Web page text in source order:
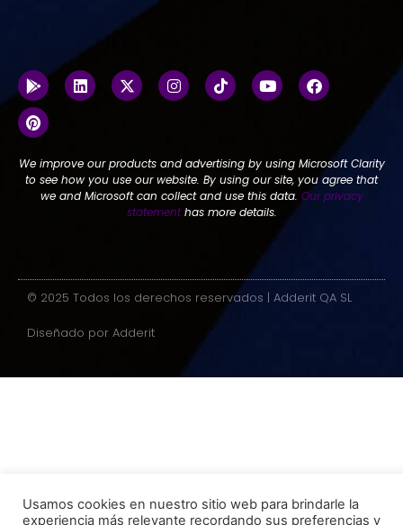
We improve our products and advertising by using Microsoft Clarity
to see how you use our website. By using our site, you agree that
we and Microsoft can collect and use this data. Our privacy
statementhas more details.
© 2025 Todos los derechos reservados | Adderit QA SL
Diseñado por Adderit
Usamos cookies en nuestro sitio web para brindarle la
experiencia más relevante recordando sus preferencias y